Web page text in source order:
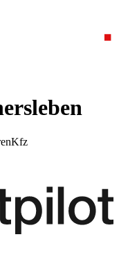
Kfz